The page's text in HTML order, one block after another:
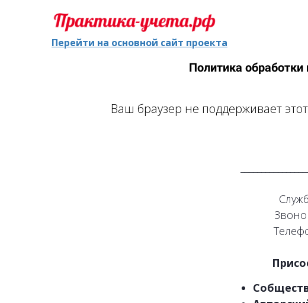
Перейти на основной сайт проекта
Политика
Ваш браузер не поддерживает